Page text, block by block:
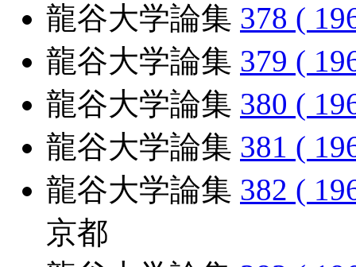
龍谷大学論集 378 (
龍谷大学論集 379 (
龍谷大学論集 380 (
龍谷大学論集 381 (
龍谷大学論集 382 (
京都